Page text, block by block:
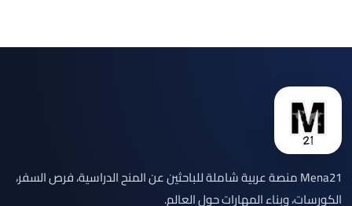
Mena21 منصة عربية شاملة للباحثين عن المنح الدراسية، فرص السفر،
الكورسات، وبناء المهارات حول العالم.